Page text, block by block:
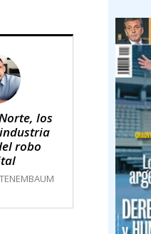
los
robo